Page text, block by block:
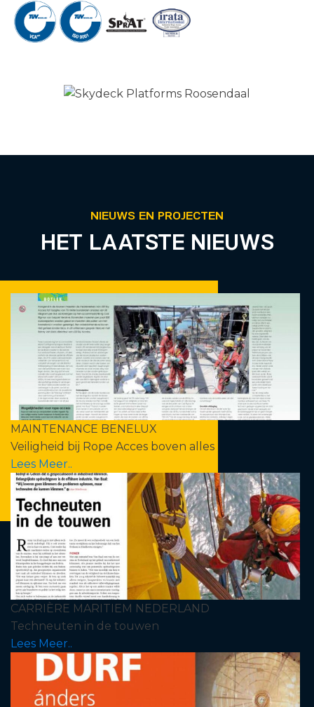
NIEUWS EN PROJECTEN
HET LAATSTE NIEUWS
MAINTENANCE BENELUX
Veiligheid bij Rope Acces boven alles
Lees Meer..
CARRIÈRE MARITIEM NEDERLAND
Techneuten in de touwen
Lees Meer..